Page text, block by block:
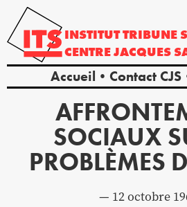
INSTITUTTRIBUNE
CENTREJACQUES
Accueil Contact CJS
SOCIAUX
PROBLÈMES
12 octobre